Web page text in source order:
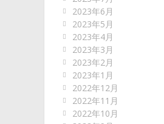
2023年6月
2023年5月
2023年4月
2023年3月
2023年2月
2023年1月
2022年12月
2022年11月
2022年10月